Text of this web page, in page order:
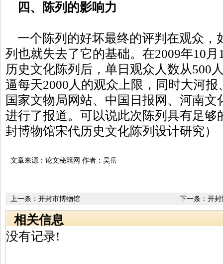
四、陈列的影响力
一个陈列的好坏最终的评判在观众，
列也就失去了它的基础。在2009年10
历史文化陈列后，单日观众人数从500
逼每天2000人的观众上限，同时大河
国家文物局网站、中国日报网、河南
进行了报道。可以说此次陈列具有足够
封博物馆宋代历史文化陈列设计研究）
文章来源：论文秘籍网 作者：吴岳
下一条： 开封
上一条： 开封市博物馆
相关信息
没有记录!